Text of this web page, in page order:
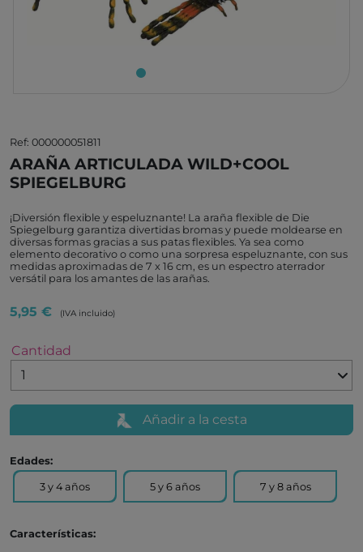
Ref: 000000051811
ARAÑA ARTICULADA WILD+COOL
SPIEGELBURG
¡Diversión flexible y espeluznante! La araña flexible de Die
Spiegelburg garantiza divertidas bromas y puede moldearse en
diversas formas gracias a sus patas flexibles. Ya sea como
elemento decorativo o como una sorpresa espeluznante, con sus
medidas aproximadas de 7 x 16 cm, es un espectro aterrador
versátil para los amantes de las arañas.
5,95 € (IVA incluido)
Cantidad
Añadir a la cesta
Edades:
3 y 4 años 5 y 6 años 7 y 8 años
Características: